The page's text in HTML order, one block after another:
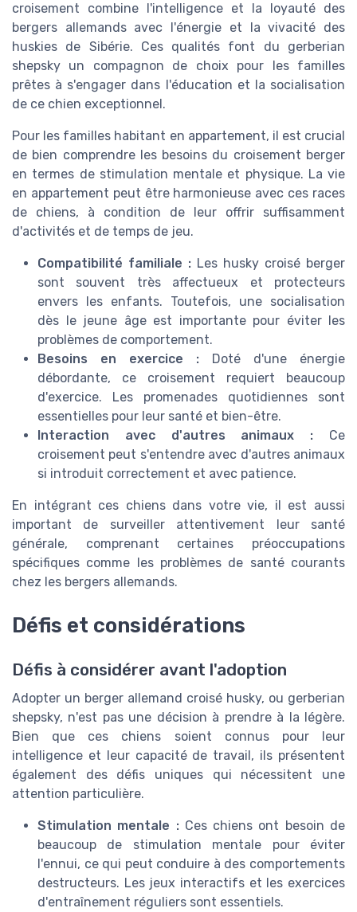
croisement combine l'intelligence et la loyauté des
bergers allemands avec l'énergie et la vivacité des
huskies de Sibérie. Ces qualités font du gerberian
shepsky un compagnon de choix pour les familles
prêtes à s'engager dans l'éducation et la socialisation
de ce chien exceptionnel.
Pour les familles habitant en appartement, il est crucial
de bien comprendre les besoins du croisement berger
en termes de stimulation mentale et physique. La vie
en appartement peut être harmonieuse avec ces races
de chiens, à condition de leur offrir suffisamment
d'activités et de temps de jeu.
Compatibilité familiale : Les husky croisé berger
sont souvent très affectueux et protecteurs
envers les enfants. Toutefois, une socialisation
dès le jeune âge est importante pour éviter les
problèmes de comportement.
Besoins en exercice : Doté d'une énergie
débordante, ce croisement requiert beaucoup
d'exercice. Les promenades quotidiennes sont
essentielles pour leur santé et bien-être.
Interaction avec d'autres animaux : Ce
croisement peut s'entendre avec d'autres animaux
si introduit correctement et avec patience.
En intégrant ces chiens dans votre vie, il est aussi
important de surveiller attentivement leur santé
générale, comprenant certaines préoccupations
spécifiques comme les problèmes de santé courants
chez les bergers allemands.
Défis et considérations
Défis à considérer avant l'adoption
Adopter un berger allemand croisé husky, ou gerberian
shepsky, n'est pas une décision à prendre à la légère.
Bien que ces chiens soient connus pour leur
intelligence et leur capacité de travail, ils présentent
également des défis uniques qui nécessitent une
attention particulière.
Stimulation mentale :Ces chiens ont besoin de
beaucoup de stimulation mentale pour éviter
l'ennui, ce qui peut conduire à des comportements
destructeurs. Les jeux interactifs et les exercices
d'entraînement réguliers sont essentiels.